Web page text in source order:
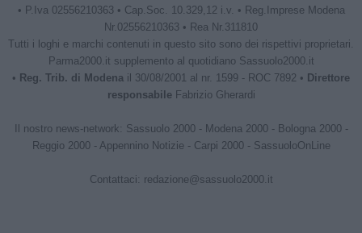
• P.Iva 02556210363 • Cap.Soc. 10.329,12 i.v. • Reg.Imprese Modena
Nr.02556210363 • Rea Nr.311810
Tutti i loghi e marchi contenuti in questo sito sono dei rispettivi proprietari.
Parma2000.it supplemento al quotidiano Sassuolo2000.it
• Reg. Trib. di Modena il 30/08/2001 al nr. 1599 - ROC 7892 • Direttore
responsabileFabrizio Gherardi
Il nostro news-network: Sassuolo 2000- Modena 2000- Bologna 2000-
Reggio 2000- Appennino Notizie - Carpi 2000- SassuoloOnLine
Contattaci: redazione@sassuolo2000.it